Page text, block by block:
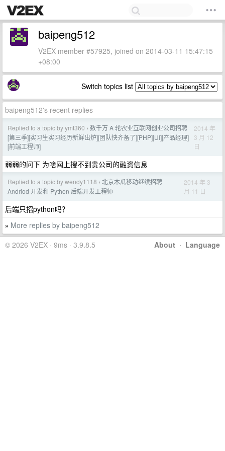
baipeng512
V2EX member #57925, joined on 2014-03-11 15:47:15
+08:00
Switch topics list
baipeng512's recent replies
Replied to a topic by ymt360 › 数千万 A 轮农业互联网创业公司招聘
[第三季][实习生实习经历新鲜出炉][团队快齐备了][PHP][UI][产品经理]
[前端工程师]
2014 年
3 月 12
日
弱弱的问下 为啥网上搜不到贵公司的融资信息
Replied to a topic by wendy1118 › 北京木瓜移动继续招聘
Andriod 开发和 Python 后端开发工程师
2014 年 3
月 11 日
后端只招python吗？
» More replies by baipeng512
About · Language
© 2026 V2EX · 9ms · 3.9.8.5